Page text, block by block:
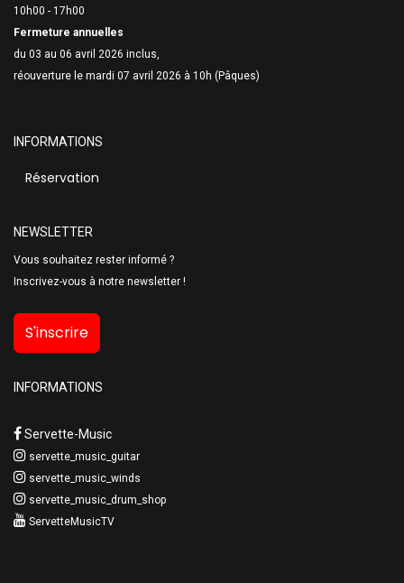
10h00 - 17h00
Fermeture annuelles
du 03 au 06 avril 2026 inclus,
réouverture le mardi 07 avril 2026 à 10h (Pâques)
INFORMATIONS
Réservation
NEWSLETTER
Vous souhaitez rester informé ?
Inscrivez-vous à notre newsletter !
S'inscrire
INFORMATIONS
Servette-Music
servette_music_guitar
servette_music_winds
servette_music_drum_shop
ServetteMusicTV